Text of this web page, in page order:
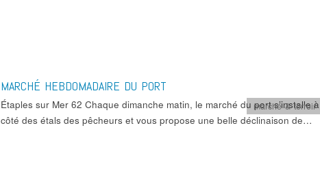
MARCHÉ HEBDOMADAIRE DU PORT
marché & terroir
Étaples sur Mer 62 Chaque dimanche matin, le marché du port s’installe à
côté des étals des pêcheurs et vous propose une belle déclinaison de…